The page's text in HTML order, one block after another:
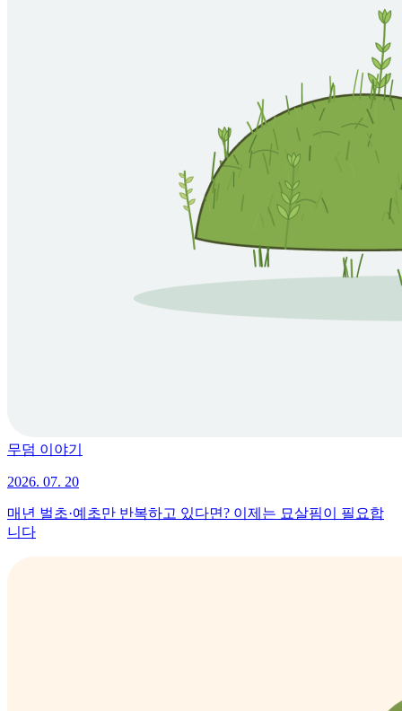
무덤 이야기
2026. 07. 20
매년 벌초·예초만 반복하고 있다면? 이제는 묘살핌이 필요합
니다